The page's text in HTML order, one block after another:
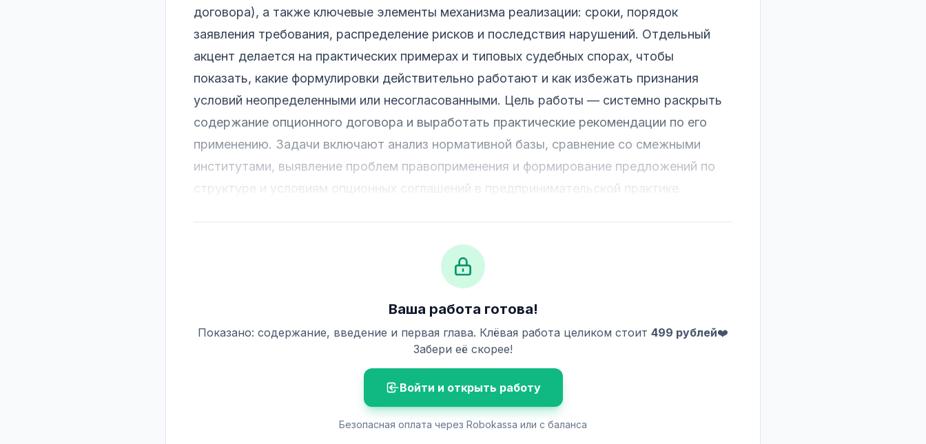
договора), а также ключевые элементы механизма реализации: сроки, порядок
заявления требования, распределение рисков и последствия нарушений. Отдельный
акцент делается на практических примерах и типовых судебных спорах, чтобы
показать, какие формулировки действительно работают и как избежать признания
условий неопределенными или несогласованными. Цель работы — системно раскрыть
содержание опционного договора и выработать практические рекомендации по его
применению. Задачи включают анализ нормативной базы, сравнение со смежными
институтами, выявление проблем правоприменения и формирование предложений по
структуре и условиям опционных соглашений в предпринимательской практике.
Ваша работа готова!
Показано: содержание, введение и первая глава. Клёвая работа целиком стоит 499 рублей❤️
Забери её скорее!
Войти и открыть работу
Безопасная оплата через Robokassa или с баланса